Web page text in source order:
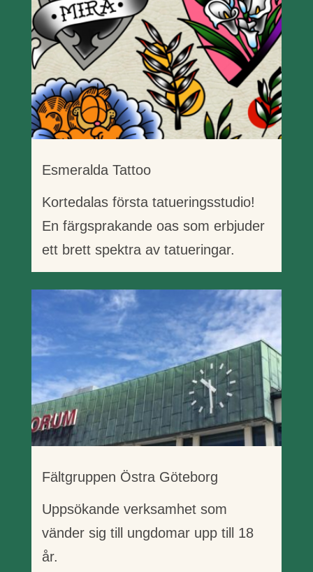
Esmeralda Tattoo
Kortedalas första tatueringsstudio!
En färgsprakande oas som erbjuder
ett brett spektra av tatueringar.
Fältgruppen Östra Göteborg
Uppsökande verksamhet som
vänder sig till ungdomar upp till 18
år.